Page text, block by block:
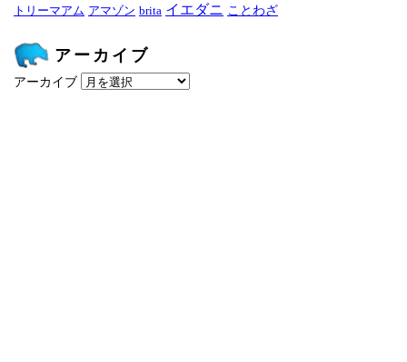
トリーマアム アマゾン brita イエダニ ことわざ
アーカイブ
アーカイブ